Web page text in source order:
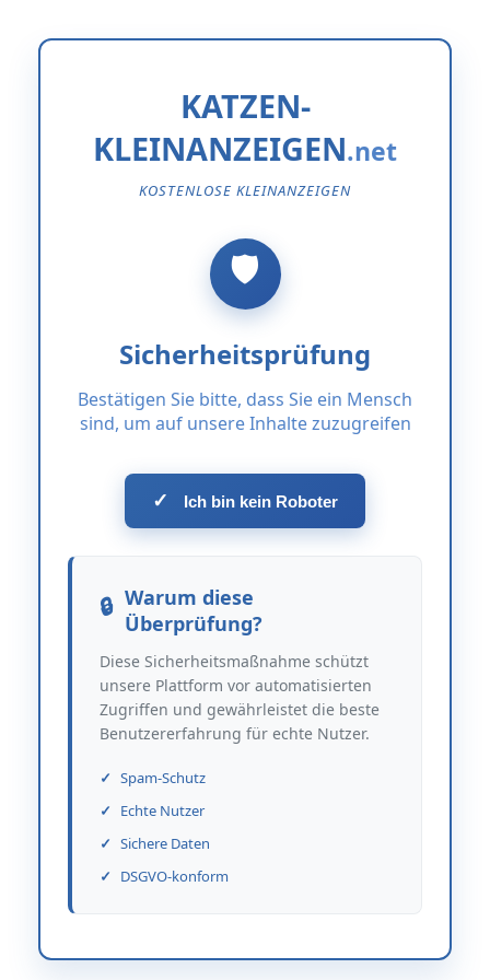
KATZEN-
KLEINANZEIGEN
KOSTENLOSE KLEINANZEIGEN
Sicherheitsprüfung
Bestätigen Sie bitte, dass Sie ein Mensch
sind, um auf unsere Inhalte zuzugreifen
✓ Ich bin kein Roboter
Warum diese
Überprüfung?
Diese Sicherheitsmaßnahme schützt
unsere Plattform vor automatisierten
Zugriffen und gewährleistet die beste
Benutzererfahrung für echte Nutzer.
Spam-Schutz
Echte Nutzer
Sichere Daten
DSGVO-konform